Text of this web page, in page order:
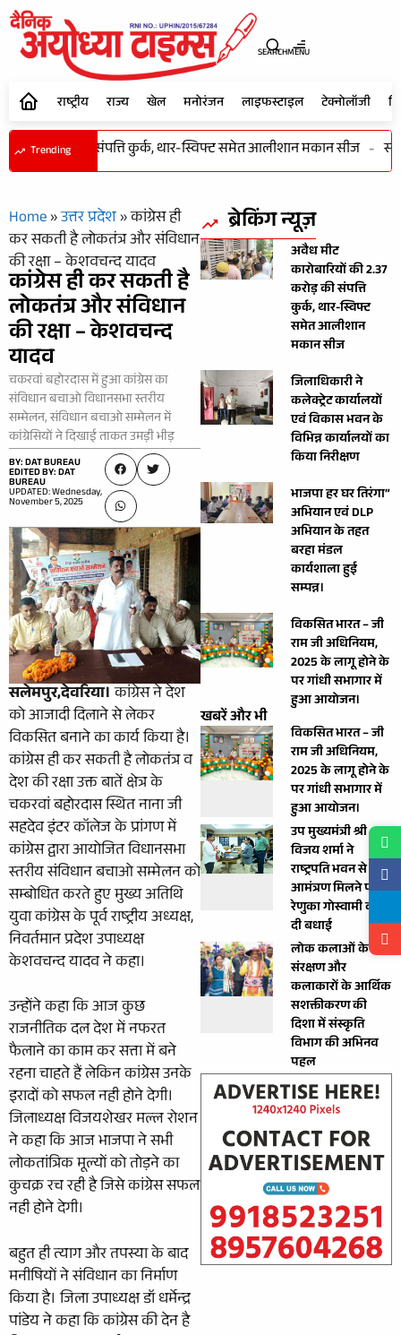
SEARCHMENU
राष्ट्रीय राज्य खेल मनोरंजन लाइफस्टाइल टेक्नोलॉजी
Trending
2.37 करोड़ की संपत्ति कुर्क, थार-स्विफ्ट समेत आलीशान मकान सीज -
Home»उत्तर प्रदेश»कांग्रेस ही
कर सकती है लोकतंत्र और संविधान
की रक्षा – केशवचन्द यादव
कांग्रेस ही कर सकती है
लोकतंत्र और संविधान
की रक्षा – केशवचन्द
यादव
चकरवां बहोरदास में हुआ कांग्रेस का
संविधान बचाओ विधानसभा स्तरीय
सम्मेलन, संविधान बचाओ सम्मेलन में
कांग्रेसियों ने दिखाई ताकत उमड़ी भीड़
BY: DAT BUREAU
EDITED BY: DAT
BUREAU
UPDATED: Wednesday,
November 5, 2025
सलेमपुर,देवरिया।कांग्रेस ने देश
को आजादी दिलाने से लेकर
विकसित बनाने का कार्य किया है।
कांग्रेस ही कर सकती है लोकतंत्र व
देश की रक्षा उक्त बातें क्षेत्र के
चकरवां बहोरदास स्थित नाना जी
सहदेव इंटर कॉलेज के प्रांगण में
कांग्रेस द्वारा आयोजित विधानसभा
स्तरीय संविधान बचाओ सम्मेलन को
सम्बोधित करते हुए मुख्य अतिथि
युवा कांग्रेस के पूर्व राष्ट्रीय अध्यक्ष,
निवर्तमान प्रदेश उपाध्यक्ष
केशवचन्द यादव ने कहा।
उन्होंने कहा कि आज कुछ
राजनीतिक दल देश में नफरत
फैलाने का काम कर सत्ता में बने
रहना चाहते हैं लेकिन कांग्रेस उनके
इरादों को सफल नही होने देगी।
जिलाध्यक्ष विजयशेखर मल्ल रोशन
ने कहा कि आज भाजपा ने सभी
लोकतांत्रिक मूल्यों को तोड़ने का
कुचक्र रच रही है जिसे कांग्रेस सफल
नही होने देगी।
बहुत ही त्याग और तपस्या के बाद
मनीषियों ने संविधान का निर्माण
किया है। जिला उपाध्यक्ष डॉ धर्मेन्द्र
पांडेय ने कहा कि कांग्रेस की देन है
ब्रेकिंग न्यूज़
अवैध मीट
कारोबारियों की 2.37
करोड़ की संपत्ति
कुर्क, थार-स्विफ्ट
समेत आलीशान
मकान सीज
जिलाधिकारी ने
कलेक्ट्रेट कार्यालयों
एवं विकास भवन के
विभिन्न कार्यालयों का
किया निरीक्षण
भाजपा हर घर तिरंगा”
अभियान एवं DLP
अभियान के तहत
बरहा मंडल
कार्यशाला हुई
सम्पन्न।
विकसित भारत – जी
राम जी अधिनियम,
2025 के लागू होने के
पर गांधी सभागार में
हुआ आयोजन।
खबरें और भी
विकसित भारत – जी
राम जी अधिनियम,
2025 के लागू होने के
पर गांधी सभागार में
हुआ आयोजन।
उप मुख्यमंत्री श्री
विजय शर्मा ने
राष्ट्रपति भवन से
आमंत्रण मिलने पर
रेणुका गोस्वामी को
दी बधाई
लोक कलाओं के
संरक्षण और
कलाकारों के आर्थिक
सशक्तीकरण की
दिशा में संस्कृति
विभाग की अभिनव
पहल